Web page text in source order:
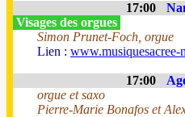
17:00
Visages des orgues
Simon Prunet-Foch, orgue
Lien : www.musiquesacree-
17:00
orgue et saxo
Pierre-Marie Bonafos et